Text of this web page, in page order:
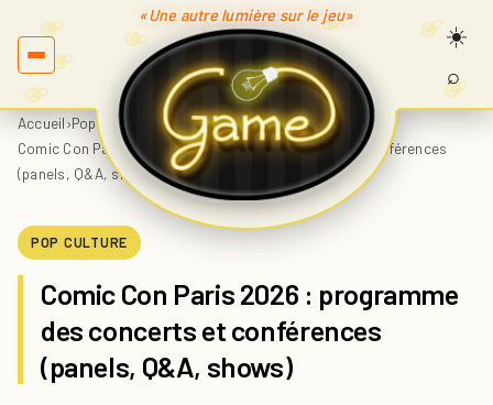
«Une autre lumière sur le jeu»
Game.fr
⌕
Accueil›Pop Culture
Comic Con Paris 2026 : programme des concerts et conférences
(panels, Q&A, shows)
POP CULTURE
Comic Con Paris 2026 : programme
des concerts et conférences
(panels, Q&A, shows)